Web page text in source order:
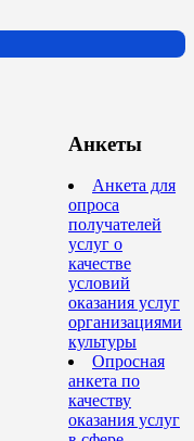
Анкеты
Анкета для
опроса
получателей
услуг о
качестве
условий
оказания услуг
организациями
культуры
Опросная
анкета по
качеству
оказания услуг